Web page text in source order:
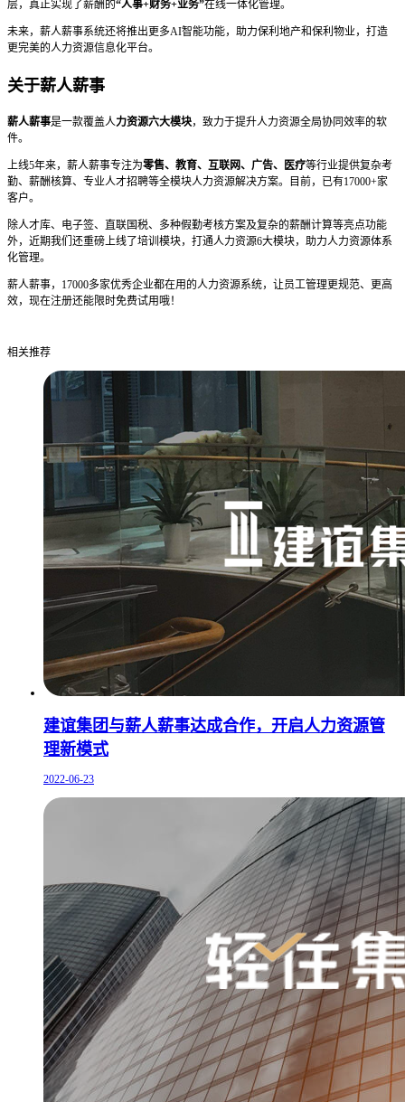
层，真正实现了薪酬的“人事+财务+业务”在线一体化管理。
未来，薪人薪事系统还将推出更多AI智能功能，助力保利地产和保利物业，打造
更完美的人力资源信息化平台。
关于薪人薪事
薪人薪事是一款覆盖人力资源六大模块，致力于提升人力资源全局协同效率的软
件。
上线5年来，薪人薪事专注为零售、教育、互联网、广告、医疗等行业提供复杂考
勤、薪酬核算、专业人才招聘等全模块人力资源解决方案。目前，已有17000+家
客户。
除人才库、电子签、直联国税、多种假勤考核方案及复杂的薪酬计算等亮点功能
外，近期我们还重磅上线了培训模块，打通人力资源6大模块，助力人力资源体系
化管理。
薪人薪事，17000多家优秀企业都在用的人力资源系统，让员工管理更规范、更高
效，现在注册还能限时免费试用哦！
相关推荐
建谊集团与薪人薪事达成合作，开启人力资源管
理新模式
2022-06-23